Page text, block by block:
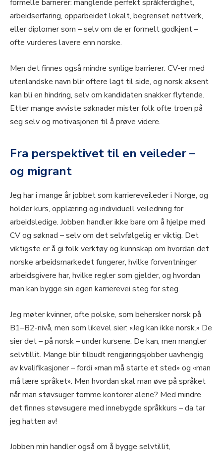
formelle barrierer: manglende perfekt språkferdighet,
arbeidserfaring, opparbeidet lokalt, begrenset nettverk,
eller diplomer som – selv om de er formelt godkjent –
ofte vurderes lavere enn norske.
Men det finnes også mindre synlige barrierer. CV-er med
utenlandske navn blir oftere lagt til side, og norsk aksent
kan bli en hindring, selv om kandidaten snakker flytende.
Etter mange avviste søknader mister folk ofte troen på
seg selv og motivasjonen til å prøve videre.
Fra perspektivet til en veileder –
og migrant
Jeg har i mange år jobbet som karriereveileder i Norge, og
holder kurs, opplæring og individuell veiledning for
arbeidsledige. Jobben handler ikke bare om å hjelpe med
CV og søknad – selv om det selvfølgelig er viktig. Det
viktigste er å gi folk verktøy og kunnskap om hvordan det
norske arbeidsmarkedet fungerer, hvilke forventninger
arbeidsgivere har, hvilke regler som gjelder, og hvordan
man kan bygge sin egen karrierevei steg for steg.
Jeg møter kvinner, ofte polske, som behersker norsk på
B1–B2-nivå, men som likevel sier: «Jeg kan ikke norsk.» De
sier det – på norsk – under kursene. De kan, men mangler
selvtillit. Mange blir tilbudt rengjøringsjobber uavhengig
av kvalifikasjoner – fordi «man må starte et sted» og «man
må lære språket». Men hvordan skal man øve på språket
når man støvsuger tomme kontorer alene? Med mindre
det finnes støvsugere med innebygde språkkurs – da tar
jeg hatten av!
Jobben min handler også om å bygge selvtillit,